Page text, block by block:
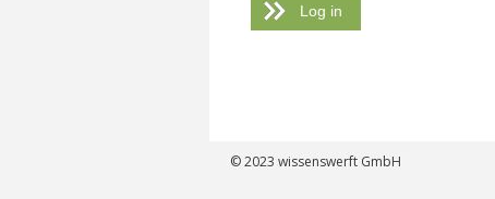
© 2023 wissenswerft GmbH